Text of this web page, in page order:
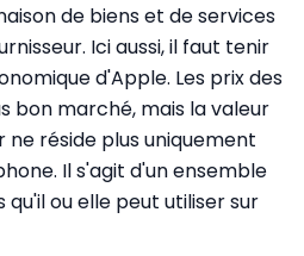
de biens et de services
Ici aussi, il faut tenir
d'Apple. Les prix des
bon marché, mais la valeur
réside plus uniquement
Il s'agit d'un ensemble
ou elle peut utiliser sur